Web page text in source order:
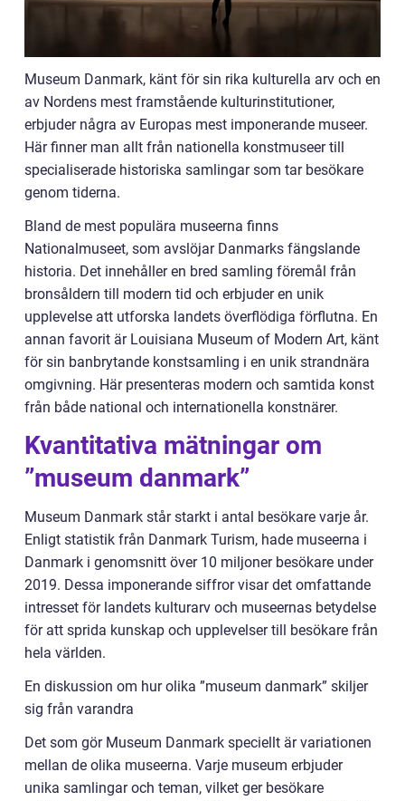
Museum Danmark, känt för sin rika kulturella arv och en
av Nordens mest framstående kulturinstitutioner,
erbjuder några av Europas mest imponerande museer.
Här finner man allt från nationella konstmuseer till
specialiserade historiska samlingar som tar besökare
genom tiderna.
Bland de mest populära museerna finns
Nationalmuseet, som avslöjar Danmarks fängslande
historia. Det innehåller en bred samling föremål från
bronsåldern till modern tid och erbjuder en unik
upplevelse att utforska landets överflödiga förflutna. En
annan favorit är Louisiana Museum of Modern Art, känt
för sin banbrytande konstsamling i en unik strandnära
omgivning. Här presenteras modern och samtida konst
från både national och internationella konstnärer.
Kvantitativa mätningar om
”museum danmark”
Museum Danmark står starkt i antal besökare varje år.
Enligt statistik från Danmark Turism, hade museerna i
Danmark i genomsnitt över 10 miljoner besökare under
2019. Dessa imponerande siffror visar det omfattande
intresset för landets kulturarv och museernas betydelse
för att sprida kunskap och upplevelser till besökare från
hela världen.
En diskussion om hur olika ”museum danmark” skiljer
sig från varandra
Det som gör Museum Danmark speciellt är variationen
mellan de olika museerna. Varje museum erbjuder
unika samlingar och teman, vilket ger besökare